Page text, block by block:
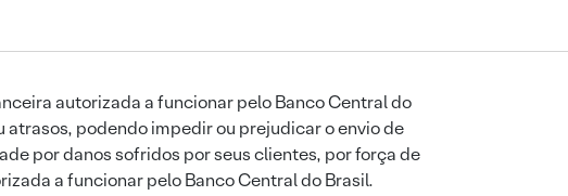
autorizada a funcionar pelo Banco Central do
podendo impedir ou prejudicar o envio de
por danos sofridos por seus clientes, por força de
a funcionar pelo Banco Central do Brasil.